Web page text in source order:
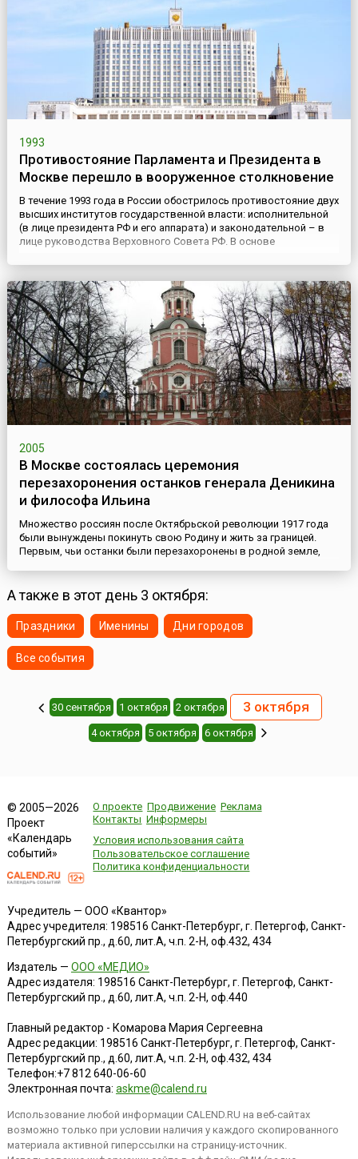
1993
Противостояние Парламента и Президента в
Москве перешло в вооруженное столкновение
В течение 1993 года в России обострилось противостояние двух
высших институтов государственной власти: исполнительной
(в лице президента РФ и его аппарата) и законодательной – в
лице руководства Верховного Совета РФ. В основе
к развитию конституционного процесса, осуществлению
стратегии и тактики переходного периода.В марте 1993 года на
...
2005
В Москве состоялась церемония
перезахоронения останков генерала Деникина
и философа Ильина
Множество россиян после Октябрьской революции 1917 года
были вынуждены покинуть свою Родину и жить за границей.
Первым, чьи останки были перезахоронены в родной земле,
философа Ильина тоже было пожелание, чтобы их останки
вместе с прахом их супруг были перевезены и захоронены в
родной...
А также в этот день 3 октября:
Праздники Именины Дни городов
Все события
30 сентября 1 октября 2 октября 3 октября
4 октября 5 октября 6 октября
© 2005—2026
Проект
«Календарь
событий»
О проекте Продвижение Реклама
Контакты Информеры
Условия использования сайта
Пользовательское соглашение
Политика конфиденциальности
Учредитель — ООО «Квантор»
Адрес учредителя: 198516 Санкт-Петербург, г. Петергоф, Санкт-
Петербургский пр., д.60, лит.А, ч.п. 2-Н, оф.432, 434
Издатель — ООО «МЕДИО»
Адрес издателя: 198516 Санкт-Петербург, г. Петергоф, Санкт-
Петербургский пр., д.60, лит.А, ч.п. 2-Н, оф.440
Главный редактор - Комарова Мария Сергеевна
Адрес редакции: 198516 Санкт-Петербург, г. Петергоф, Санкт-
Петербургский пр., д.60, лит.А, ч.п. 2-Н, оф.432, 434
Телефон:+7 812 640-06-60
Электронная почта: askme@calend.ru
Использование любой информации CALEND.RU на веб-сайтах
возможно только при условии наличия у каждого скопированного
материала активной гиперссылки на страницу-источник.